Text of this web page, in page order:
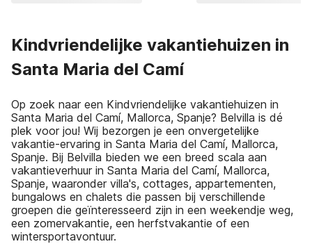
Kindvriendelijke vakantiehuizen in
Santa Maria del Camí
Op zoek naar een Kindvriendelijke vakantiehuizen in
Santa Maria del Camí, Mallorca, Spanje? Belvilla is dé
plek voor jou! Wij bezorgen je een onvergetelijke
vakantie-ervaring in Santa Maria del Camí, Mallorca,
Spanje. Bij Belvilla bieden we een breed scala aan
vakantieverhuur in Santa Maria del Camí, Mallorca,
Spanje, waaronder villa's, cottages, appartementen,
bungalows en chalets die passen bij verschillende
groepen die geïnteresseerd zijn in een weekendje weg,
een zomervakantie, een herfstvakantie of een
wintersportavontuur.